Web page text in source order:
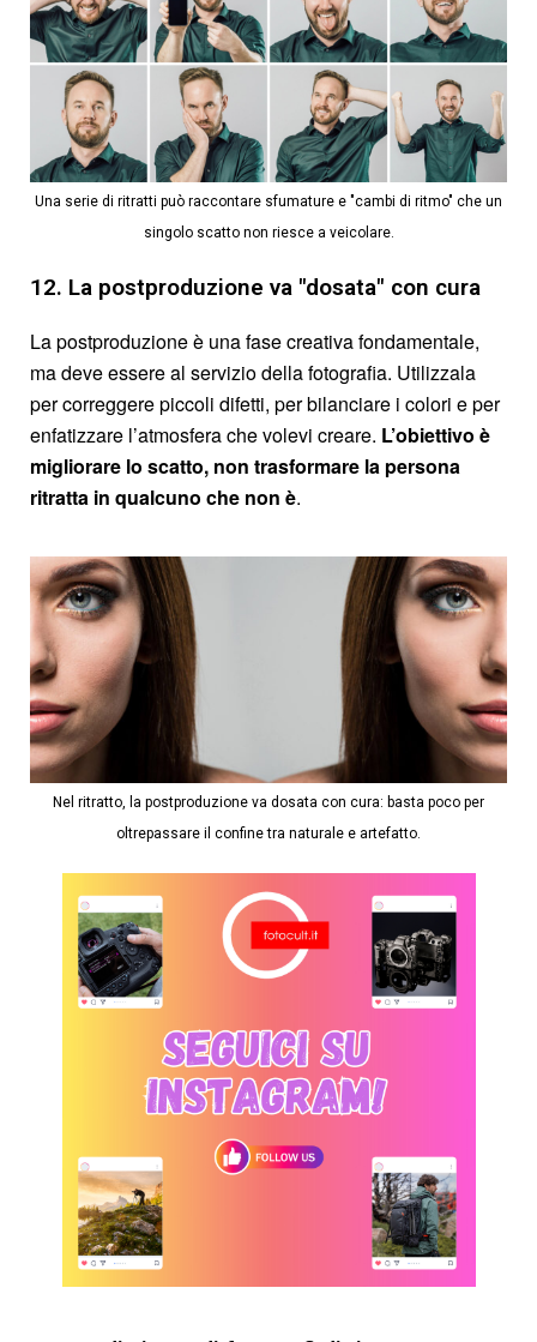
Una serie di ritratti può raccontare sfumature e "cambi di ritmo" che un
singolo scatto non riesce a veicolare.
12. La postproduzione va "dosata" con cura
La postproduzione è una fase creativa fondamentale,
ma deve essere al servizio della fotografia. Utilizzala
per correggere piccoli difetti, per bilanciare i colori e per
enfatizzare l’atmosfera che volevi creare. L’obiettivo è
migliorare lo scatto, non trasformare la persona
ritratta in qualcuno che non è.
Nel ritratto, la postproduzione va dosata con cura: basta poco per
oltrepassare il confine tra naturale e artefatto.